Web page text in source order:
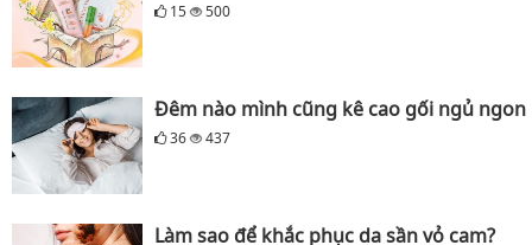
15 500
Đêm nào mình cũng kê cao gối ngủ ngon
36 437
Làm sao để khắc phục da sần vỏ cam?